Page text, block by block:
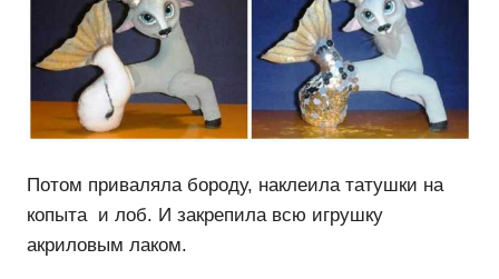
Потом приваляла бороду, наклеила татушки на
копыта и лоб. И закрепила всю игрушку
акриловым лаком.